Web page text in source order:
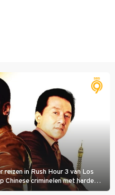
reizen in Rush Hour 3 van Los
Chinese criminelen met harde